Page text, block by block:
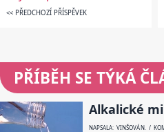
<< PŘEDCHOZÍ PŘÍSPĚVEK
PŘÍBĚH SE TÝKÁ
Alkalické
NAPSALA: VINŠOVÁ N. /